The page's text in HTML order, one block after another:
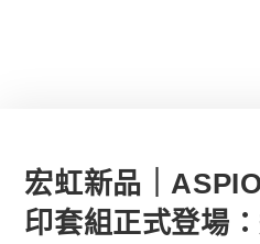
宏虹新品｜
印套組正式登場